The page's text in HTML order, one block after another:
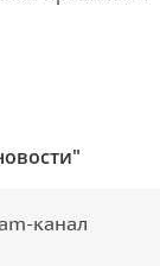
канал